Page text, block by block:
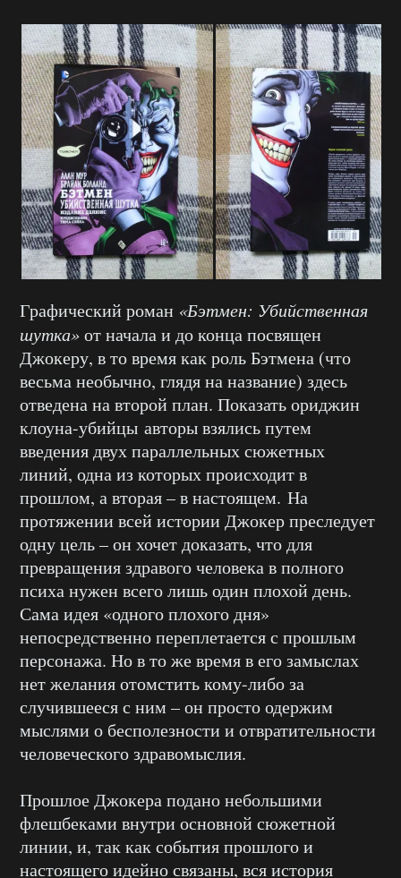
Графический роман «Бэтмен: Убийственная
шутка»от начала и до конца посвящен
Джокеру, в то время как роль Бэтмена (что
весьма необычно, глядя на название) здесь
отведена на второй план. Показать ориджин
клоуна-убийцы авторы взялись путем
введения двух параллельных сюжетных
линий, одна из которых происходит в
прошлом, а вторая – в настоящем. На
протяжении всей истории Джокер преследует
одну цель – он хочет доказать, что для
превращения здравого человека в полного
психа нужен всего лишь один плохой день.
Сама идея «одного плохого дня»
непосредственно переплетается с прошлым
персонажа. Но в то же время в его замыслах
нет желания отомстить кому-либо за
случившееся с ним – он просто одержим
мыслями о бесполезности и отвратительности
человеческого здравомыслия.
Прошлое Джокера подано небольшими
флешбеками внутри основной сюжетной
линии, и, так как события прошлого и
настоящего идейно связаны, вся история